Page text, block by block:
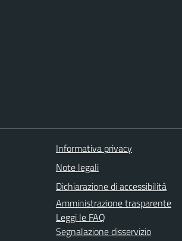
Informativa privacy
Note legali
Dichiarazione di accessibilità
Amministrazione trasparente
Leggi le FAQ
Segnalazione disservizio